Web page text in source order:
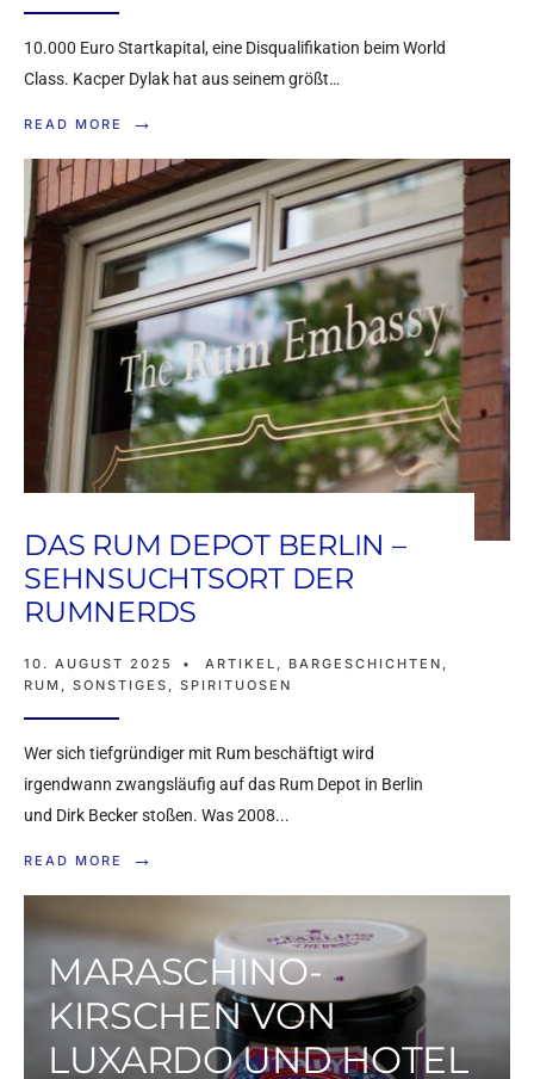
10.000 Euro Startkapital, eine Disqualifikation beim World
Class. Kacper Dylak hat aus seinem größt…
READ MORE →
DAS RUM DEPOT BERLIN –
SEHNSUCHTSORT DER
RUMNERDS
10. AUGUST 2025 • ARTIKEL BARGESCHICHTEN
RUM
SONSTIGES SPIRITUOSEN
Wer sich tiefgründiger mit Rum beschäftigt wird
irgendwann zwangsläufig auf das Rum Depot in Berlin
und Dirk Becker stoßen. Was 2008...
READ MORE →
MARASCHINO-
KIRSCHEN VON
LUXARDO UND HOTEL